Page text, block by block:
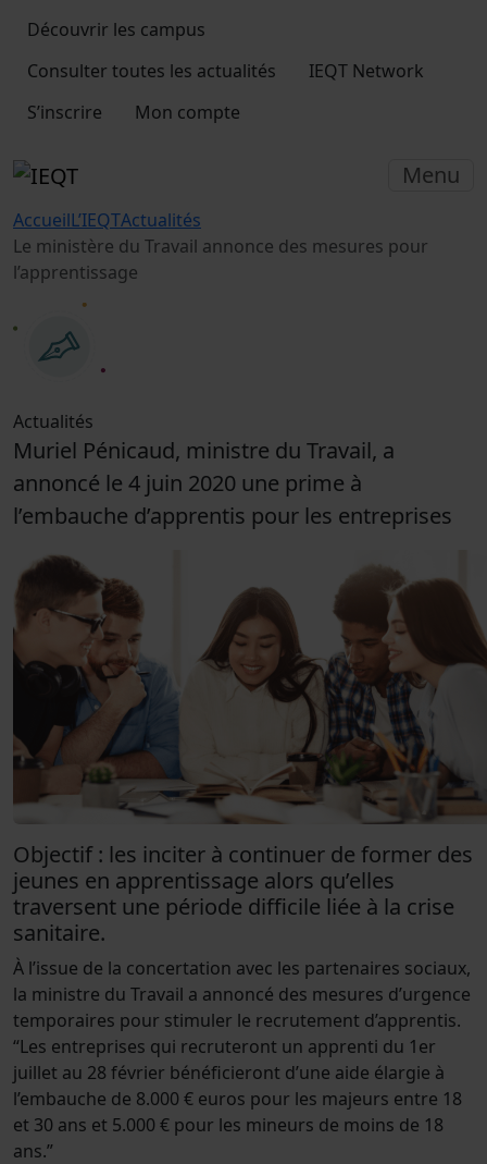
Découvrir les campus
Consulter toutes les actualités
IEQT Network
S’inscrire
Mon compte
Menu
AccueilL’IEQTActualités
Le ministère du Travail annonce des mesures pour
l’apprentissage
Actualités
Muriel Pénicaud, ministre du Travail, a
annoncé le 4 juin 2020 une prime à
l’embauche d’apprentis pour les entreprises
Objectif : les inciter à continuer de former des
jeunes en apprentissage alors qu’elles
traversent une période difficile liée à la crise
sanitaire.
À l’issue de la concertation avec les partenaires sociaux,
la ministre du Travail a annoncé des mesures d’urgence
temporaires pour stimuler le recrutement d’apprentis.
“Les entreprises qui recruteront un apprenti du 1er
juillet au 28 février bénéficieront d’une aide élargie à
l’embauche de 8.000 € euros pour les majeurs entre 18
et 30 ans et 5.000 € pour les mineurs de moins de 18
ans.”